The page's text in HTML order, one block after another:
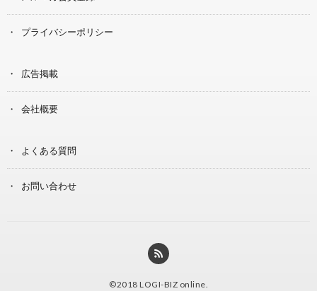
プライバシーポリシー
広告掲載
会社概要
よくある質問
お問い合わせ
©2018 LOGI-BIZ online